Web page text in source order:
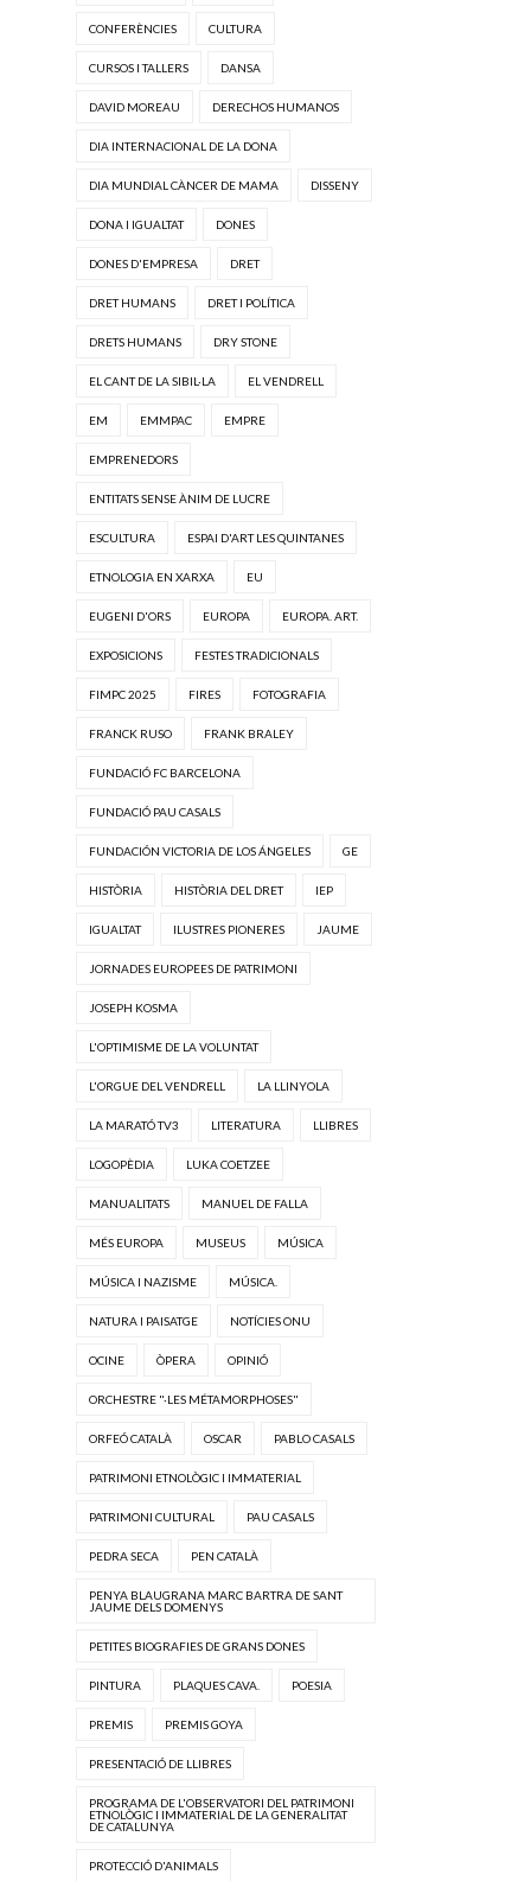
CONFERÈNCIES CULTURA
CURSOS I TALLERS DANSA
DAVID MOREAU DERECHOS HUMANOS
DIA INTERNACIONAL DE LA DONA
DIA MUNDIAL CÀNCER DE MAMA DISSENY
DONA I IGUALTAT DONES
DONES D'EMPRESA DRET
DRET HUMANS DRET I POLÍTICA
DRETS HUMANS DRY STONE
EL CANT DE LA SIBIL·LA EL VENDRELL
EM EMMPAC EMPRE
EMPRENEDORS
ENTITATS SENSE ÀNIM DE LUCRE
ESCULTURA ESPAI D'ART LES QUINTANES
ETNOLOGIA EN XARXA EU
EUGENI D'ORS EUROPA EUROPA. ART.
EXPOSICIONS FESTES TRADICIONALS
FIMPC 2025 FIRES FOTOGRAFIA
FRANCK RUSO FRANK BRALEY
FUNDACIÓ FC BARCELONA
FUNDACIÓ PAU CASALS
FUNDACIÓN VICTORIA DE LOS ÁNGELES GE
HISTÒRIA HISTÒRIA DEL DRET IEP
IGUALTAT ILUSTRES PIONERES JAUME
JORNADES EUROPEES DE PATRIMONI
JOSEPH KOSMA
L'OPTIMISME DE LA VOLUNTAT
L'ORGUE DEL VENDRELL LA LLINYOLA
LA MARATÓ TV3 LITERATURA LLIBRES
LOGOPÈDIA LUKA COETZEE
MANUALITATS MANUEL DE FALLA
MÉS EUROPA MUSEUS MÚSICA
MÚSICA I NAZISME MÚSICA.
NATURA I PAISATGE NOTÍCIES ONU
OCINE ÒPERA OPINIÓ
ORCHESTRE "·LES MÉTAMORPHOSES"
ORFEÓ CATALÀ OSCAR PABLO CASALS
PATRIMONI ETNOLÒGIC I IMMATERIAL
PATRIMONI CULTURAL PAU CASALS
PEDRA SECA PEN CATALÀ
PENYA BLAUGRANA MARC BARTRA DE SANT
JAUME DELS DOMENYS
PETITES BIOGRAFIES DE GRANS DONES
PINTURA PLAQUES CAVA. POESIA
PREMIS PREMIS GOYA
PRESENTACIÓ DE LLIBRES
PROGRAMA DE L'OBSERVATORI DEL PATRIMONI
ETNOLÒGIC I IMMATERIAL DE LA GENERALITAT
DE CATALUNYA
PROTECCIÓ D'ANIMALS